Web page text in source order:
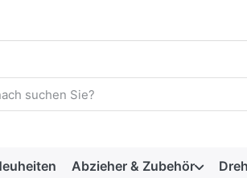
einen Suchbegriff ein. Während Sie
Abzieher & Zubehör